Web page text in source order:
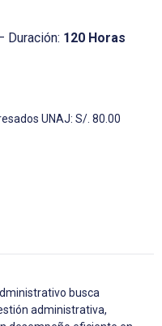
Duración: 120 Horas
UNAJ: S/. 80.00
busca
administrativa,